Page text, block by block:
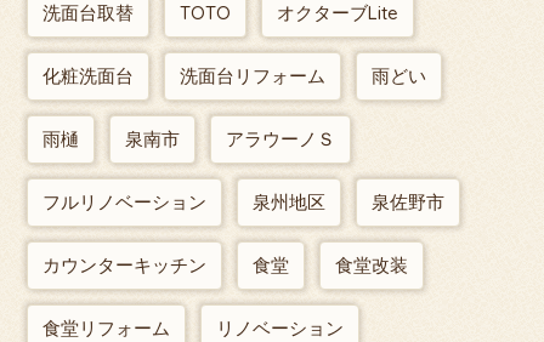
洗面台取替 TOTO オクターブLite
化粧洗面台 洗面台リフォーム 雨どい
雨樋 泉南市 アラウーノＳ
フルリノベーション 泉州地区 泉佐野市
カウンターキッチン 食堂 食堂改装
食堂リフォーム リノベーション